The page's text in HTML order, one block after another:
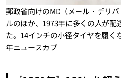
郵政省向けのMD（メール・デリ
ルのほか、1973年に多くの人が配
た。14インチの小径タイヤを履
年ニュースカブ